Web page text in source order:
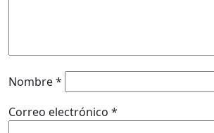
Nombre*
Correo electrónico *